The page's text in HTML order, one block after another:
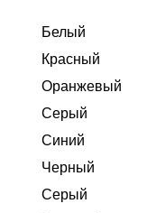
Белый
Красный
Оранжевый
Серый
Синий
Черный
Серый